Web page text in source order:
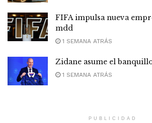
FIFA impulsa nueva
mdd
1 SEMANA ATRÁS
Zidane asume el
1 SEMANA ATRÁS
PUBLICIDAD